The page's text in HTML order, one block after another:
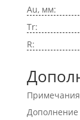
Au, мм:
Tr:
R:
Дополнение